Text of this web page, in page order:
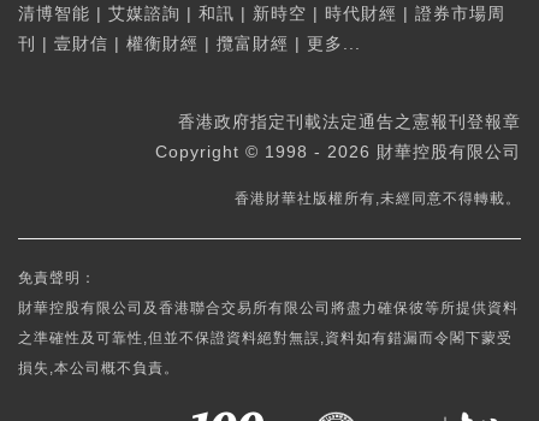
清博智能 | 艾媒諮詢 | 和訊 | 新時空 | 時代財經 | 證券市場周
刊
| 壹財信 | 權衡財經 | 攬富財經 | 更多...
香港政府指定刊載法定通告之憲報刊登報章
Copyright © 1998 - 2026 財華控股有限公司
香港財華社版權所有,未經同意不得轉載。
免責聲明：
財華控股有限公司及香港聯合交易所有限公司將盡力確保彼等所提供資料
之準確性及可靠性,但並不保證資料絕對無誤,資料如有錯漏而令閣下蒙受
損失,本公司概不負責。